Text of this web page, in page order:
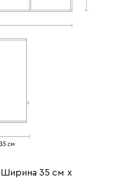
Ширина 35 см х